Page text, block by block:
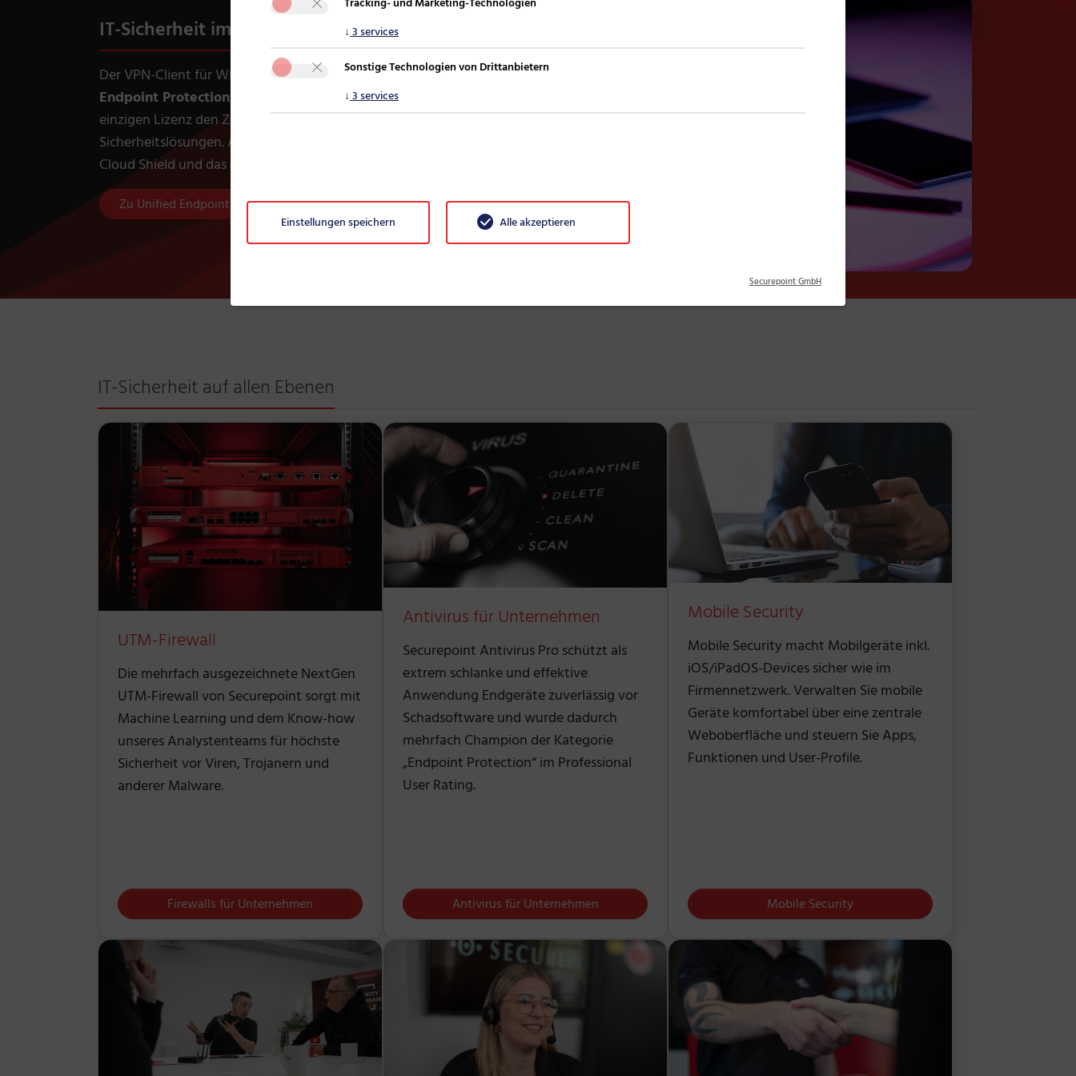
IT-Sicherheit im Paket
Der VPN-Client für Windows-Geräte ist Bestandteil derUnified
Endpoint Protection. Dieses Lösungspaket eröffnet mit einer
einzigen Lizenz den Zugang zu einer wachsenden Kombination von
Sicherheitslösungen. Aktuell sind in der Lizenz der VPN-Client, das
Cloud Shield und das Mobile Device Management enthalten.
Zu Unified Endpoint Protection
IT-Sicherheit auf allen Ebenen
UTM-Firewall
Die mehrfach ausgezeichnete NextGen
UTM-Firewall von Securepoint sorgt mit
Machine Learning und dem Know-how
unseres Analystenteams für höchste
Sicherheit vor Viren, Trojanern und
anderer Malware.
Firewalls für Unternehmen
Antivirus für Unternehmen
Securepoint Antivirus Pro schützt als
extrem schlanke und effektive
Anwendung Endgeräte zuverlässig vor
Schadsoftware und wurde dadurch
mehrfach Champion der Kategorie
„Endpoint Protection“ im Professional
User Rating.
Antivirus für Unternehmen
Mobile Security
Mobile Security macht Mobilgeräte inkl.
iOS/iPadOS-Devices sicher wie im
Firmennetzwerk. Verwalten Sie mobile
Geräte komfortabel über eine zentrale
Weboberfläche und steuern Sie Apps,
Funktionen und User-Profile.
Mobile Security
↓ 3services
Sonstige Technologien von Drittanbietern
↓ 3services
Einstellungen speichern Alle akzeptieren
Securepoint GmbH